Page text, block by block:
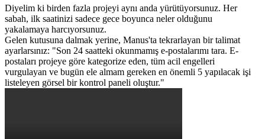
Diyelim ki birden fazla projeyi aynı anda yürütüyorsunuz. Her
sabah, ilk saatinizi sadece gece boyunca neler olduğunu
yakalamaya harcıyorsunuz.
Gelen kutusuna dalmak yerine, Manus'ta tekrarlayan bir talimat
ayarlarsınız: "Son 24 saatteki okunmamış e-postalarımı tara. E-
postaları projeye göre kategorize eden, tüm acil engelleri
vurgulayan ve bugün ele almam gereken en önemli 5 yapılacak işi
listeleyen görsel bir kontrol paneli oluştur."